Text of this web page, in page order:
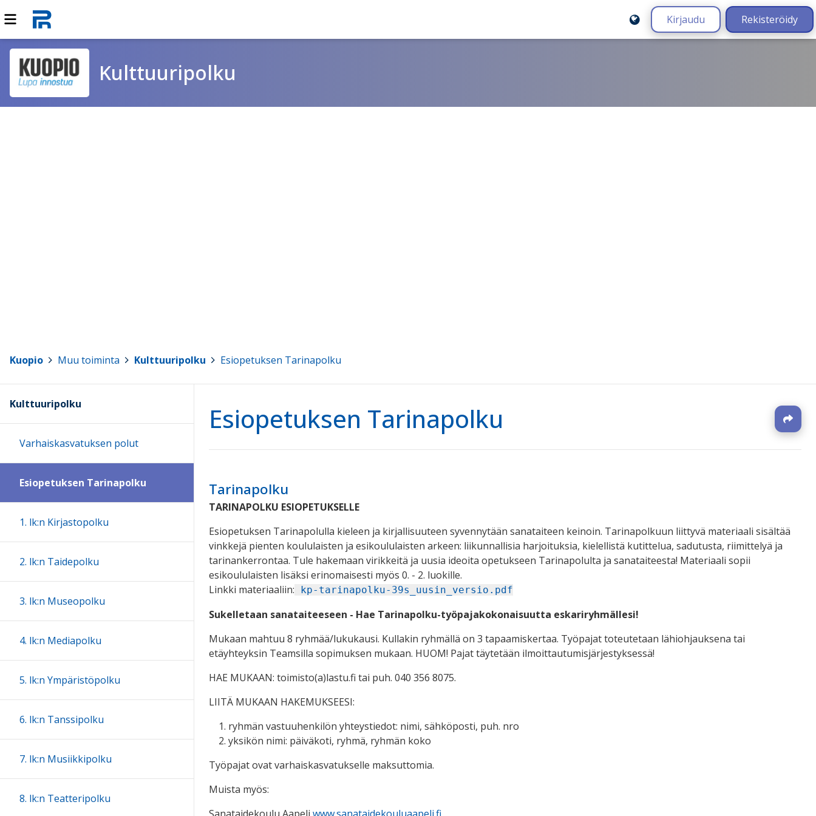
Kirjaudu Rekisteröidy
Kulttuuripolku
Kuopio Muu toiminta Kulttuuripolku Esiopetuksen Tarinapolku
Esiopetuksen Tarinapolku
Tarinapolku
TARINAPOLKU ESIOPETUKSELLE
Esiopetuksen Tarinapolulla kieleen ja kirjallisuuteen syvennytään sanataiteen keinoin. Tarinapolkuun liittyvä materiaali sisältää
vinkkejä pienten koululaisten ja esikoululaisten arkeen: liikunnallisia harjoituksia, kielellistä kutittelua, sadutusta, riimittelyä ja
tarinankerrontaa. Tule hakemaan virikkeitä ja uusia ideoita opetukseen Tarinapolulta ja sanataiteesta! Materiaali sopii
esikoululaisten lisäksi erinomaisesti myös 0. - 2. luokille.
Linkki materiaaliin:
kp-tarinapolku-39s_uusin_versio.pdf
Sukelletaan sanataiteeseen - Hae Tarinapolku-työpajakokonaisuutta eskariryhmällesi!
Mukaan mahtuu 8 ryhmää/lukukausi. Kullakin ryhmällä on 3 tapaamiskertaa. Työpajat toteutetaan lähiohjauksena tai
etäyhteyksin Teamsilla sopimuksen mukaan. HUOM! Pajat täytetään ilmoittautumisjärjestyksessä!
HAE MUKAAN: toimisto(a)lastu.fi tai puh. 040 356 8075.
LIITÄ MUKAAN HAKEMUKSEESI:
ryhmän vastuuhenkilön yhteystiedot: nimi, sähköposti, puh. nro
yksikön nimi: päiväkoti, ryhmä, ryhmän koko
Työpajat ovat varhaiskasvatukselle maksuttomia.
Muista myös:
Kulttuuripolku
Varhaiskasvatuksen polut
Esiopetuksen Tarinapolku
1. lk:n Kirjastopolku
2. lk:n Taidepolku
3. lk:n Museopolku
4. lk:n Mediapolku
5. lk:n Ympäristöpolku
6. lk:n Tanssipolku
7. lk:n Musiikkipolku
8. lk:n Teatteripolku